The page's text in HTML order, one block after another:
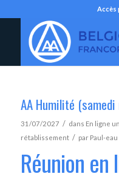
Accès
AA Humilité
31/07/2027 / dans En ligne
rétablissement / par Paul-eau
Réunion en